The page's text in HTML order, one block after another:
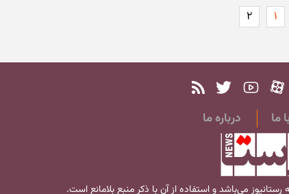
۱ ۲
ما درباره ما
رستانیوز می‌باشد و استفاده از آن با ذکر منبع بلامانع است.